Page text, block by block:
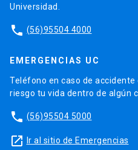
Universidad.
phone (56)95504 4000
EMERGENCIAS UC
Teléfono en caso de
riesgo tu vida dentro de algún
phone (56)95504 5000
launch Ir al sitio de Emergencias